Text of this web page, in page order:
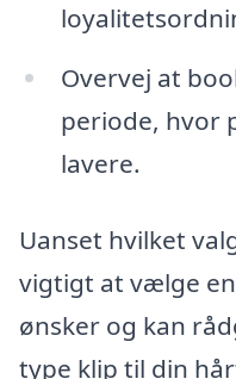
Overvej at
periode, hvor
lavere.
Uanset hvilket
vigtigt at vælge
ønsker og kan
type klip til din